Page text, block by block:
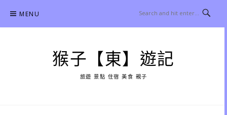
content
MENU
猴子【東】遊記
旅遊 景點 住宿 美食 親子